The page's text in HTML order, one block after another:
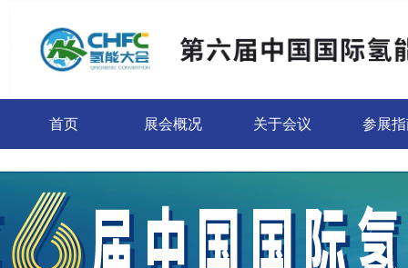
首页 展会概况 关于会议 参展